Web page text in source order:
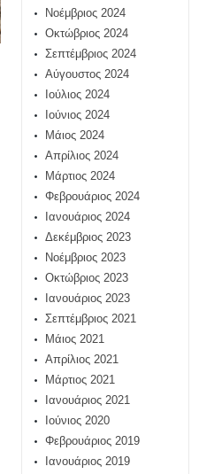
Νοέμβριος 2024
Οκτώβριος 2024
Σεπτέμβριος 2024
Αύγουστος 2024
Ιούλιος 2024
Ιούνιος 2024
Μάιος 2024
Απρίλιος 2024
Μάρτιος 2024
Φεβρουάριος 2024
Ιανουάριος 2024
Δεκέμβριος 2023
Νοέμβριος 2023
Οκτώβριος 2023
Ιανουάριος 2023
Σεπτέμβριος 2021
Μάιος 2021
Απρίλιος 2021
Μάρτιος 2021
Ιανουάριος 2021
Ιούνιος 2020
Φεβρουάριος 2019
Ιανουάριος 2019